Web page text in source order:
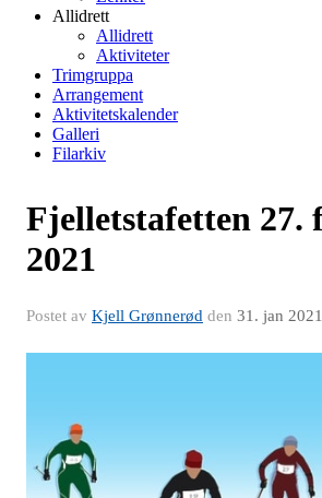
Allidrett
Allidrett
Aktiviteter
Trimgruppa
Arrangement
Aktivitetskalender
Galleri
Filarkiv
Fjelletstafetten 27.
2021
Postet av Kjell Grønnerød den 31. jan 2021